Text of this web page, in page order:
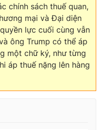
chính sách thuế quan,
mại và Đại diện
lực cuối cùng vẫn
ông Trump có thể áp
một chữ ký, như từng
áp thuế nặng lên hàng